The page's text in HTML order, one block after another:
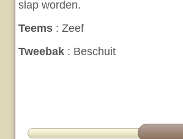
slap worden.
Teems : Zeef
Tweebak : Beschuit